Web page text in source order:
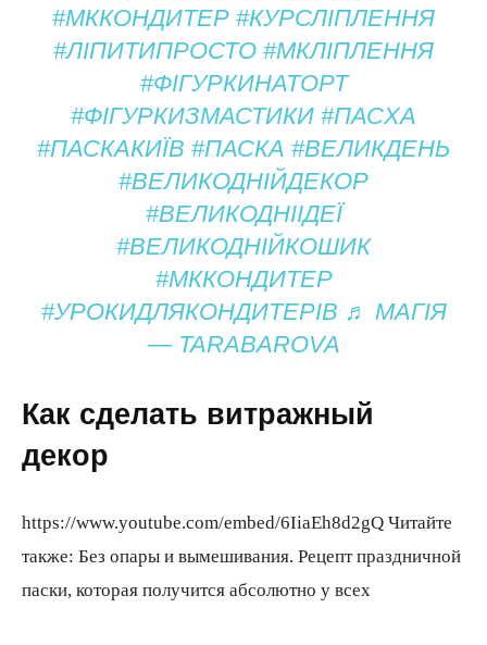
#МККОНДИТЕР #КУРСЛІПЛЕННЯ
#ЛІПИТИПРОСТО #МКЛІПЛЕННЯ
#ФІГУРКИНАТОРТ
#ФІГУРКИЗМАСТИКИ #ПАСХА
#ПАСКАКИЇВ #ПАСКА #ВЕЛИКДЕНЬ
#ВЕЛИКОДНІЙДЕКОР
#ВЕЛИКОДНІІДЕЇ
#ВЕЛИКОДНІЙКОШИК
#МККОНДИТЕР
#УРОКИДЛЯКОНДИТЕРІВ ♬ МАГІЯ
— TARABAROVA
Как сделать витражный
декор
https://www.youtube.com/embed/6IiaEh8d2gQ Читайте
также: Без опары и вымешивания. Рецепт праздничной
паски, которая получится абсолютно у всех